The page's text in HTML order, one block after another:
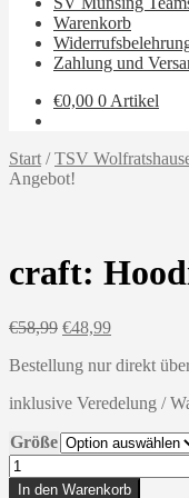
Warenkorb
Zahlung und
€0,00 0 Artikel
Start /TSV
Angebot!
craft:
€58,99 Ursprünglicher
war:
€48,99Aktueller
ist:
Bestellung nur direkt
inklusive Veredelung /
Größe
craft:
Hoodie
In den Warenkorb